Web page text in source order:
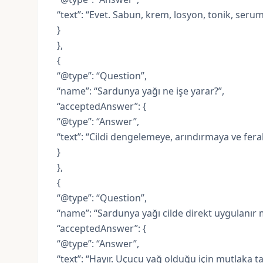
“text”: “Evet. Sabun, krem, losyon, tonik,
}
},
{
“@type”: “Question”,
“name”: “Sardunya yağı ne işe yarar?”,
“acceptedAnswer”: {
“@type”: “Answer”,
“text”: “Cildi dengelemeye, arındırmaya ve
}
},
{
“@type”: “Question”,
“name”: “Sardunya yağı cilde direkt uygulanır
“acceptedAnswer”: {
“@type”: “Answer”,
“text”: “Hayır. Uçucu yağ olduğu için mutlaka